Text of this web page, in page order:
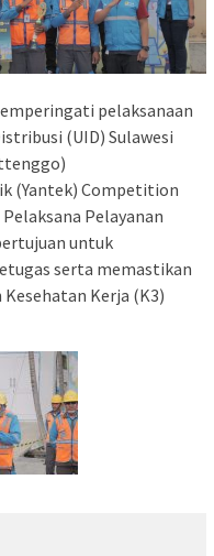
pelaksanaan
(UID) Sulawesi
(Yantek) Competition
Pelayanan
untuk
serta memastikan
Kerja (K3)